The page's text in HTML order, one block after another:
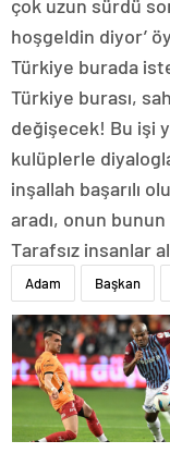
çok uzun sürdü
hoşgeldin diyor’
Türkiye burada
Türkiye burası,
değişecek! Bu işi
kulüplerle
inşallah başarılı
aradı, onun
Tarafsız insanlar
Adam Başkan